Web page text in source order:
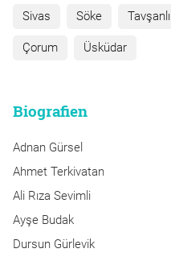
Sivas Söke Tavşanlı
Çorum Üsküdar
Biografien
Adnan Gürsel
Ahmet Terkivatan
Ali Rıza Sevimli
Ayşe Budak
Dursun Gürlevik